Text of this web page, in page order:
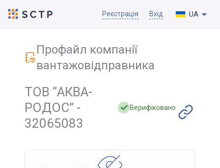
Реєстрація Вхід UA
Профайл компанії
вантажовідправника
ТОВ “АКВА-
РОДОС” -
32065083
Верифіковано